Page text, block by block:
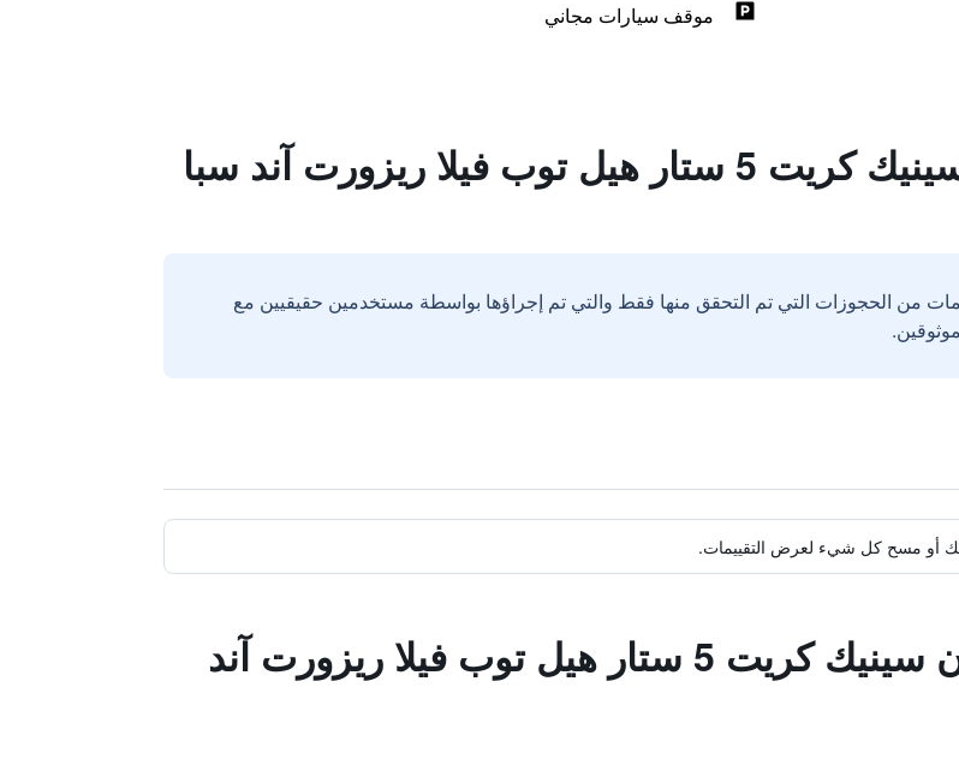
موقف سيارات مجاني
فيلا ريزورت آند سبا
من الحجوزات التي تم التحقق منها فقط والتي تم إجراؤها بواسطة مستخدمين حقيقيين مع
أو مسح كل شيء لعرض التقييمات.
فنادق مشابهة لـ ذا نوفيريان سينيك كريت 5 ستار هيل توب فيلا ريزورت آند